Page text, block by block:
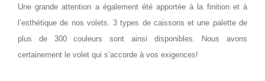
Une grande attention a également été apportée à la finition et à
l’esthétique de nos volets. 3 types de caissons et une palette de
plus de 300 couleurs sont ainsi disponibles. Nous avons
certainement le volet qui s’accorde à vos exigences!